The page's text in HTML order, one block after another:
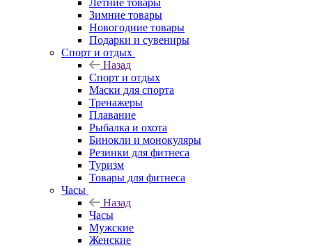
Летние товары
Зимние товары
Новогодние товары
Подарки и сувениры
Спорт и отдых
Назад
Спорт и отдых
Маски для спорта
Тренажеры
Плавание
Рыбалка и охота
Бинокли и монокуляры
Резинки для фитнеса
Туризм
Товары для фитнеса
Часы
Назад
Часы
Мужские
Женские